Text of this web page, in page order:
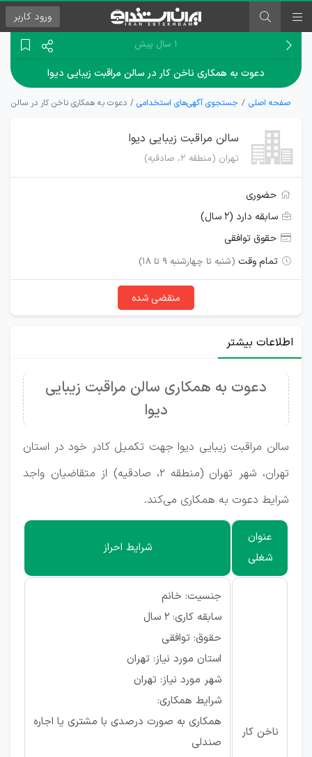
ورود کاربر
۱ سال پیش
دعوت به همکاری ناخن کار در سالن مراقبت زیبایی دیوا
صفحه اصلی جستجوی آگهی‌های استخدامی دعوت به همکاری ناخن کار در سالن
سالن مراقبت زیبایی دیوا
تهران (منطقه ۲، صادقیه)
حضوری
سابقه دارد (۲ سال)
حقوق توافقی
تمام وقت (شنبه تا چهارشنبه 9 تا 18)
منقضی شده
اطلاعات بیشتر
دعوت به همکاری سالن مراقبت زیبایی
دیوا
سالن مراقبت زیبایی دیوا جهت تکمیل کادر خود در استان
تهران، شهر تهران (منطقه ۲، صادقیه) از متقاضیان واجد
شرایط دعوت به همکاری می‌کند.
عنوان
شغلی
شرایط احراز
ناخن کار
جنسیت: خانم
سابقه کاری: ۲ سال
حقوق: توافقی
استان مورد نیاز: تهران
شهر مورد نیاز: تهران
شرایط همکاری:
همکاری به صورت درصدی با مشتری یا اجاره
صندلی